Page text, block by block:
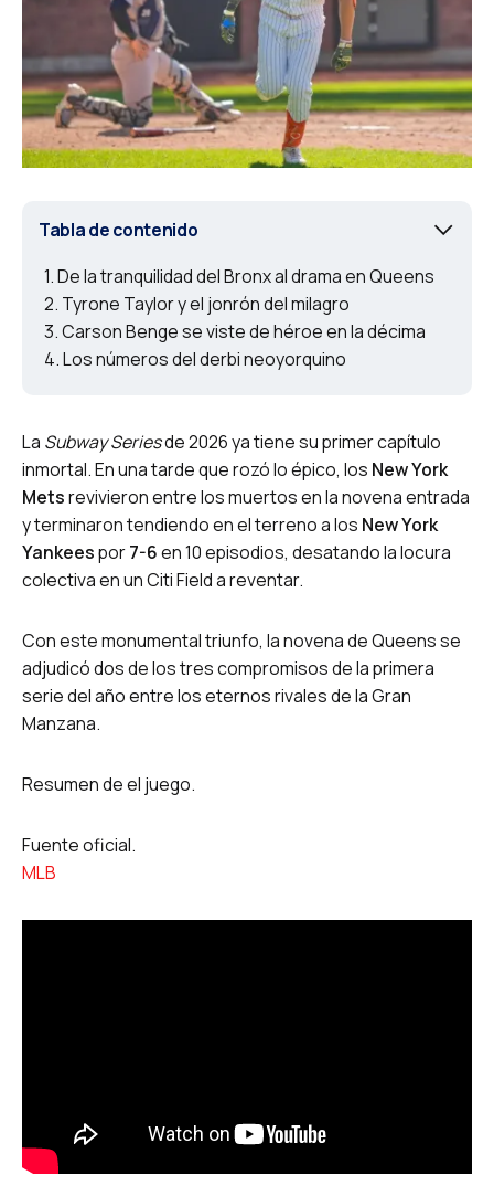
Tabla de contenido
De la tranquilidad del Bronx al drama en Queens
Tyrone Taylor y el jonrón del milagro
Carson Benge se viste de héroe en la décima
Los números del derbi neoyorquino
La Subway Seriesde 2026 ya tiene su primer capítulo
inmortal. En una tarde que rozó lo épico, los New York
Metsrevivieron entre los muertos en la novena entrada
y terminaron tendiendo en el terreno a los New York
Yankeespor7-6en 10 episodios, desatando la locura
colectiva en un Citi Field a reventar.
Con este monumental triunfo, la novena de Queens se
adjudicó dos de los tres compromisos de la primera
serie del año entre los eternos rivales de la Gran
Manzana.
Resumen de el juego.
Fuente oficial.
MLB